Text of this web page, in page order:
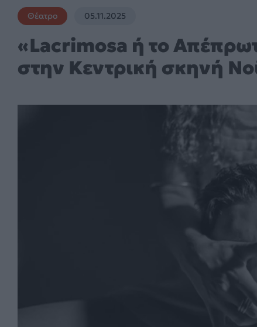
Θέατρο 05.11.2025
«Lacrimosa ή το
στην Κεντρική σκηνή